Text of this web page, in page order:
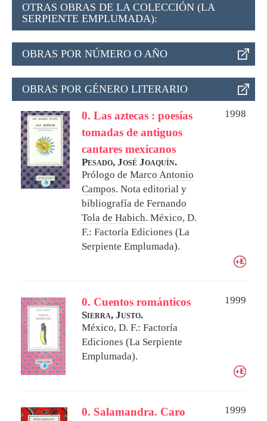
OTRAS OBRAS DE LA COLECCIÓN (LA
SERPIENTE EMPLUMADA):
OBRAS POR NÚMERO O AÑO
OBRAS POR GÉNERO LITERARIO
0. Las aztecas : poesías
tomadas de antiguos
cantares mexicanos
1998
Pesado, José Joaquín.
Prólogo de Marco Antonio
Campos. Nota editorial y
bibliografía de Fernando
Tola de Habich. México, D.
F.: Factoría Ediciones (La
Serpiente Emplumada).
0. Cuentos románticos
1999
Sierra, Justo.
México, D. F.: Factoría
Ediciones (La Serpiente
Emplumada).
0. Salamandra. Caro
1999